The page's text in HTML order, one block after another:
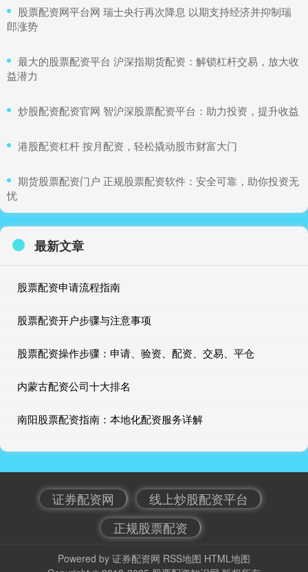
​股票配资网平台网 瑞士央行再次降息 以期支持经济并抑制瑞
郎涨势
​最大的股票配资平台 沪深指期货配资：解锁杠杆交易，放大收
益潜力
​炒股配资配资官网 智沪深股票配资平台：助力投资，提升收益
​港股配资杠杆 按月配资，轻松撬动股市财富大门
​期货股票配资门户 正规股票配资软件：安全可靠，助你投资无
忧
最新文章
股票配资申请流程指南
股票配资开户步骤与注意事项
股票配资操作步骤：申请、验资、配资、交易、平仓
内蒙古配资公司十大排名
南阳股票配资指南：本地化配资服务详解
证券配资网
线上炒股配资平台
正规股票配资
Powered by 证券配资网 RSS地图 HTML地图